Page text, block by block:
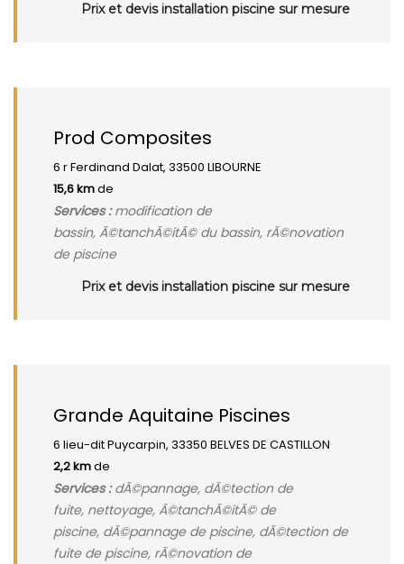
Prix et devis installation piscine sur mesure
Prod Composites
6 r Ferdinand Dalat, 33500 LIBOURNE
15,6 kmde
Services :modification de
bassin, Ã©tanchÃ©itÃ© du bassin, rÃ©novation
de piscine
Prix et devis installation piscine sur mesure
Grande Aquitaine Piscines
6 lieu-dit Puycarpin, 33350 BELVES DE CASTILLON
2,2 kmde
Services :dÃ©pannage, dÃ©tection de
fuite, nettoyage, Ã©tanchÃ©itÃ© de
piscine, dÃ©pannage de piscine, dÃ©tection de
fuite de piscine, rÃ©novation de